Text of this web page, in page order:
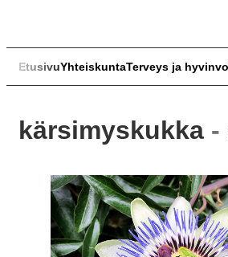
EtusivuYhteiskuntaTerveys ja
kärsimyskukka -